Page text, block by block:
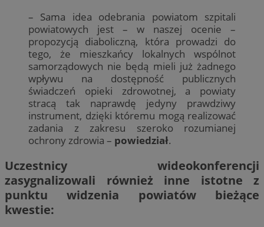
– Sama idea odebrania powiatom szpitali
powiatowych jest – w naszej ocenie –
propozycją diaboliczną, która prowadzi do
tego, że mieszkańcy lokalnych wspólnot
samorządowych nie będą mieli już żadnego
wpływu na dostępność publicznych
świadczeń opieki zdrowotnej, a powiaty
stracą tak naprawdę jedyny prawdziwy
instrument, dzięki któremu mogą realizować
zadania z zakresu szeroko rozumianej
ochrony zdrowia – powiedział.
Uczestnicy wideokonferencji
zasygnalizowali również inne istotne z
punktu widzenia powiatów bieżące
kwestie: